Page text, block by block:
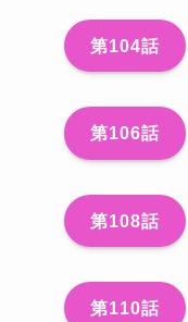
第104話
第106話
第108話
第110話